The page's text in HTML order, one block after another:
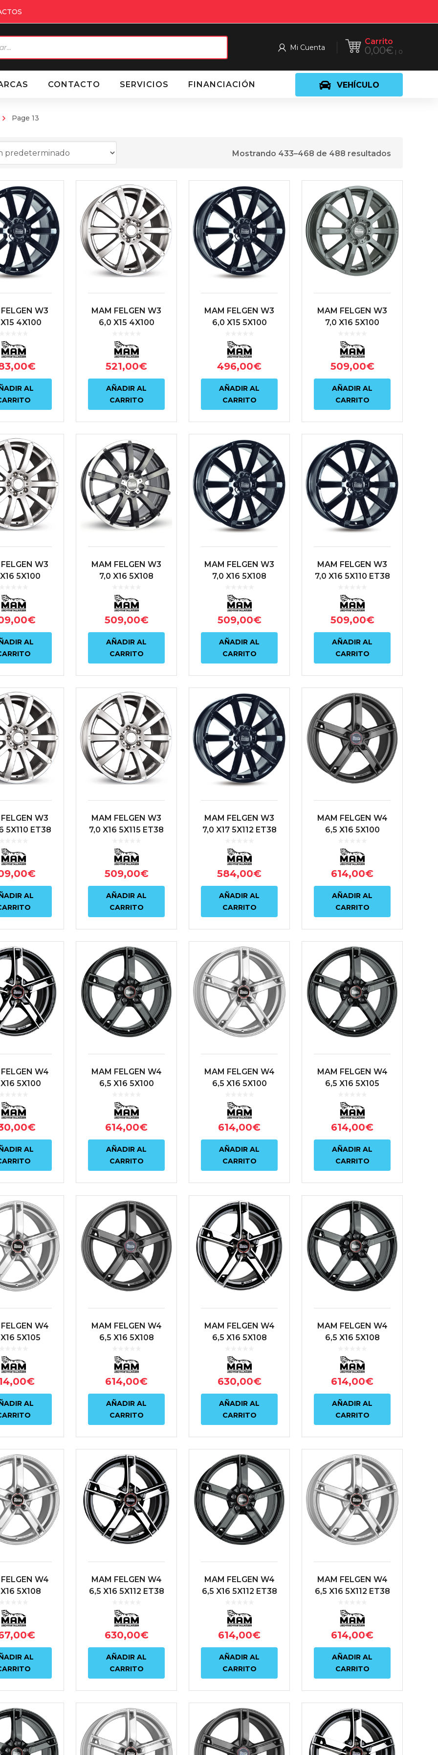
Carrito
0,00€ 0
Mi Cuenta
VEHÍCULO
CONTACTO SERVICIOS FINANCIACIÓN
Page 13
Mostrando 433–468 de 488 resultados
W3
4X100
€
AL
MAM FELGEN W3
6,0 X15 4X100
521,00€
AÑADIR AL
CARRITO
MAM FELGEN W3
6,0 X15 5X100
496,00€
AÑADIR AL
CARRITO
MAM FELGEN W3
7,0 X16 5X100
ANTRACITA
509,00€
AÑADIR AL
CARRITO
W3
5X100
€
AL
MAM FELGEN W3
7,0 X16 5X108
509,00€
AÑADIR AL
CARRITO
MAM FELGEN W3
7,0 X16 5X108
509,00€
AÑADIR AL
CARRITO
MAM FELGEN W3
7,0 X16 5X110 ET38
509,00€
AÑADIR AL
CARRITO
W3
5X110 ET38
€
AL
MAM FELGEN W3
7,0 X16 5X115 ET38
509,00€
AÑADIR AL
CARRITO
MAM FELGEN W3
7,0 X17 5X112 ET38
584,00€
AÑADIR AL
CARRITO
MAM FELGEN W4
6,5 X16 5X100
ANTRACITA
614,00€
AÑADIR AL
CARRITO
W4
5X100
€
AL
MAM FELGEN W4
6,5 X16 5X100
614,00€
AÑADIR AL
CARRITO
MAM FELGEN W4
6,5 X16 5X100
614,00€
AÑADIR AL
CARRITO
MAM FELGEN W4
6,5 X16 5X105
614,00€
AÑADIR AL
CARRITO
W4
5X105
€
AL
MAM FELGEN W4
6,5 X16 5X108
ANTRACITA
614,00€
AÑADIR AL
CARRITO
MAM FELGEN W4
6,5 X16 5X108
630,00€
AÑADIR AL
CARRITO
MAM FELGEN W4
6,5 X16 5X108
614,00€
AÑADIR AL
CARRITO
W4
5X108
€
AL
MAM FELGEN W4
6,5 X16 5X112 ET38
630,00€
AÑADIR AL
CARRITO
MAM FELGEN W4
6,5 X16 5X112 ET38
614,00€
AÑADIR AL
CARRITO
MAM FELGEN W4
6,5 X16 5X112 ET38
614,00€
AÑADIR AL
CARRITO